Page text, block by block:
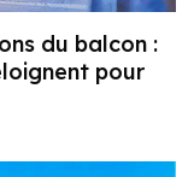
du balcon :
pour